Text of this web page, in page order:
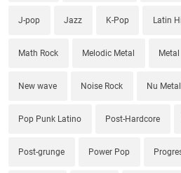
J-pop Jazz K-Pop Latin
Math Rock Melodic Metal Metal
New wave Noise Rock Nu Metal
Pop Punk Latino Post-Hardcore
Post-grunge Power Pop